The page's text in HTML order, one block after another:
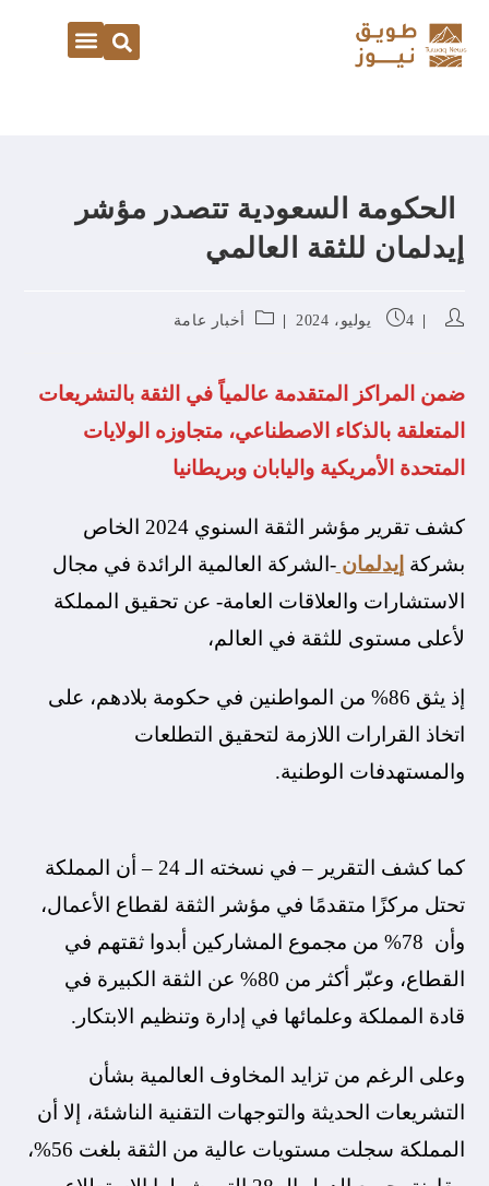
الحكومة السعودية تتصدر مؤشر
إيدلمان للثقة العالمي
4 يوليو، 2024 أخبار عامة
ضمن المراكز المتقدمة عالمياً في الثقة بالتشريعات
المتعلقة بالذكاء الاصطناعي، متجاوزه الولايات
المتحدة الأمريكية واليابان وبريطانيا
كشف تقرير مؤشر الثقة السنوي 2024 الخاص
بشركة إيدلمان-الشركة العالمية الرائدة في مجال
الاستشارات والعلاقات العامة- عن تحقيق المملكة
لأعلى مستوى للثقة في العالم،
إذ يثق 86% من المواطنين في حكومة بلادهم، على
اتخاذ القرارات اللازمة لتحقيق التطلعات
والمستهدفات الوطنية.
كما كشف التقرير – في نسخته الـ 24 – أن المملكة
تحتل مركزًا متقدمًا في مؤشر الثقة لقطاع الأعمال،
وأن 78% من مجموع المشاركين أبدوا ثقتهم في
القطاع، وعبّر أكثر من 80% عن الثقة الكبيرة في
قادة المملكة وعلمائها في إدارة وتنظيم الابتكار.
وعلى الرغم من تزايد المخاوف العالمية بشأن
التشريعات الحديثة والتوجهات التقنية الناشئة، إلا أن
المملكة سجلت مستويات عالية من الثقة بلغت 56%،